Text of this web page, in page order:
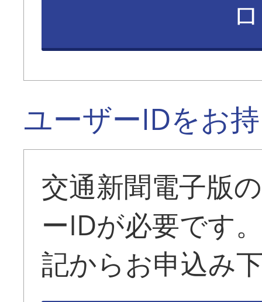
ユーザーIDをお
交通新聞電子版
ーIDが必要です
記からお申込み